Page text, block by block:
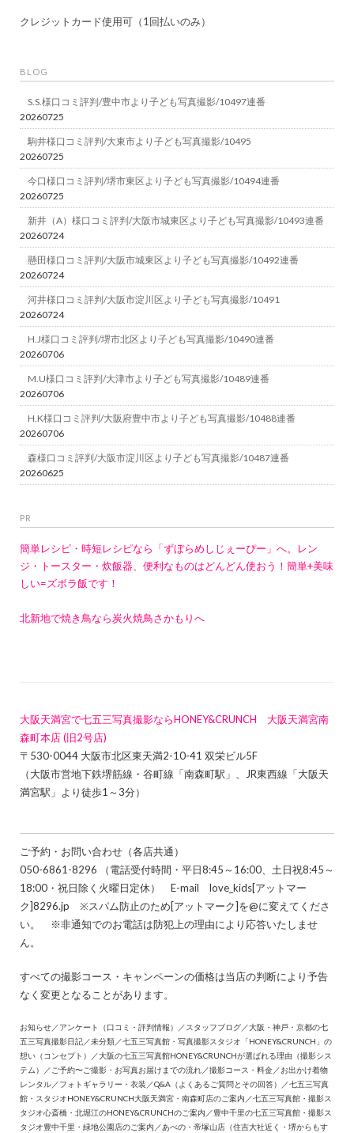
クレジットカード使用可（1回払いのみ）
BLOG
S.S.様口コミ評判/豊中市より子ども写真撮影/10497連番
20260725
駒井様口コミ評判/大東市より子ども写真撮影/10495
20260725
今口様口コミ評判/堺市東区より子ども写真撮影/10494連番
20260725
新井（A）様口コミ評判/大阪市城東区より子ども写真撮影/10493連番
20260724
懸田様口コミ評判/大阪市城東区より子ども写真撮影/10492連番
20260724
河井様口コミ評判/大阪市淀川区より子ども写真撮影/10491
20260724
H.J様口コミ評判/堺市北区より子ども写真撮影/10490連番
20260706
M.U様口コミ評判/大津市より子ども写真撮影/10489連番
20260706
H.K様口コミ評判/大阪府豊中市より子ども写真撮影/10488連番
20260706
森様口コミ評判/大阪市淀川区より子ども写真撮影/10487連番
20260625
PR
簡単レシピ・時短レシピなら「ずぼらめしじぇーぴー」へ。レン
ジ・トースター・炊飯器、便利なものはどんどん使おう！簡単+美味
しい=ズボラ飯です！
北新地で焼き鳥なら炭火焼鳥さかもりへ
大阪天満宮で七五三写真撮影ならHONEY&CRUNCH 大阪天満宮南
森町本店 (旧2号店)
〒530-0044 大阪市北区東天満2-10-41 双栄ビル5F
（大阪市営地下鉄堺筋線・谷町線「南森町駅」、JR東西線「大阪天
満宮駅」より徒歩1～3分）
ご予約・お問い合わせ（各店共通）
050-6861-8296 （電話受付時間・平日8:45～16:00、土日祝8:45～
18:00・祝日除く火曜日定休） E-mail love_kids[アットマー
ク]8296.jp ※スパム防止のため[アットマーク]を@に変えてくださ
い。 ※非通知でのお電話は防犯上の理由により応答いたしませ
ん。
すべての撮影コース・キャンペーンの価格は当店の判断により予告
なく変更となることがあります。
お知らせ ／アンケート（口コミ・評判情報） ／スタッフブログ ／大阪・神戸・京都の七
五三写真撮影日記 ／未分類 ／七五三写真館・写真撮影スタジオ「HONEY&CRUNCH」の
想い（コンセプト）
／大阪の七五三写真館HONEY&CRUNCHが選ばれる理由（撮影シス
テム）
／ ご予約〜ご撮影・お写真お届けまでの流れ ／撮影コース・料金 ／お出かけ着物
レンタル ／フォトギャラリー・衣装 ／Q&A（よくあるご質問とその回答） ／七五三写真
館・スタジオHONEY&CRUNCH大阪天満宮・南森町店のご案内 ／七五三写真館・撮影ス
タジオ心斎橋・北堀江のHONEY&CRUNCHのご案内 ／豊中千里の七五三写真館・撮影ス
タジオ豊中千里・緑地公園店のご案内 ／あべの・帝塚山店（住吉大社近く・堺からもす